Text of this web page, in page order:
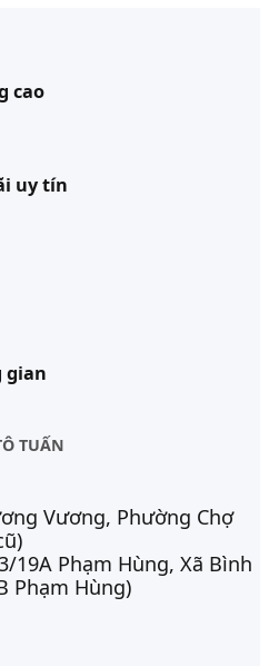
cao
uy tín
gian
TUẤN
Vương, Phường Chợ
19A Phạm Hùng, Xã Bình
Phạm Hùng)